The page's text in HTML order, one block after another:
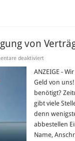
von
deaktiviertfür
bei
Kündigung
von
Verträgen
ANZEIGE -
Geld von
benötigt?
gibt viele
denn
abbestellen
Name,